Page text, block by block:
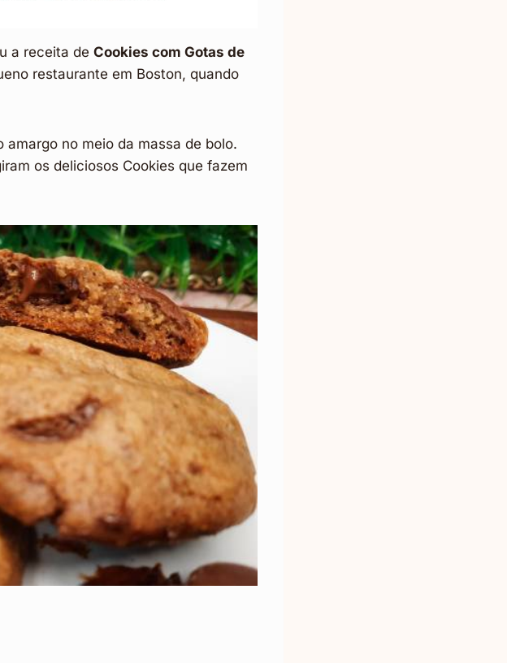
a receita de Cookies com Gotas de
restaurante em Boston, quando
no meio da massa de bolo.
os deliciosos Cookies que fazem